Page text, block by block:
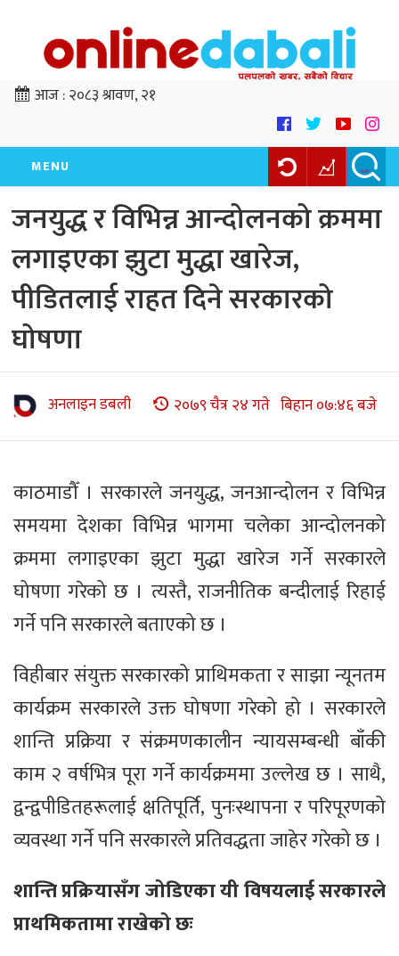
आज :२०८३ श्रावण, २१
MENU
जनयुद्ध र विभिन्न आन्दोलनको क्रममा
लगाइएका झुटा मुद्धा खारेज,
पीडितलाई राहत दिने सरकारको
घोषणा
अनलाइन डबली २०७९ चैत्र २४ गते बिहान ०७:४६ बजे
काठमाडौँ । सरकारले जनयुद्ध, जनआन्दोलन र विभिन्न
समयमा देशका विभिन्न भागमा चलेका आन्दोलनको
क्रममा लगाइएका झुटा मुद्धा खारेज गर्ने सरकारले
घोषणा गरेको छ । त्यस्तै, राजनीतिक बन्दीलाई रिहाई
गर्ने पनि सरकारले बताएको छ ।
विहीबार संयुक्त सरकारको प्राथिमकता र साझा न्यूनतम
कार्यक्रम सरकारले उक्त घोषणा गरेको हो । सरकारले
शान्ति प्रक्रिया र संक्रमणकालीन न्यायसम्बन्धी बाँकी
काम २ वर्षभित्र पूरा गर्ने कार्यक्रममा उल्लेख छ । साथै,
द्वन्द्वपीडितहरूलाई क्षतिपूर्ति, पुनःस्थापना र परिपूरणको
व्यवस्था गर्ने पनि सरकारले प्रतिवद्धता जाहेर गरेको छ ।
शान्ति प्रक्रियासँग जोडिएका यी विषयलाई सरकारले
प्राथमिकतामा राखेको छः